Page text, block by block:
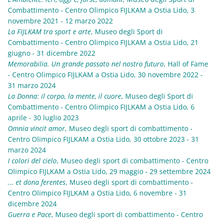
Combattimento - Centro Olimpico FIJLKAM a Ostia Lido, 3
novembre 2021 - 12 marzo 2022
La FIJLKAM tra sport e arte, Museo degli Sport di
Combattimento - Centro Olimpico FIJLKAM a Ostia Lido, 21
giugno - 31 dicembre 2022
Memorabilia. Un grande passato nel nostro futuro, Hall of Fame
- Centro Olimpico FIJLKAM a Ostia Lido, 30 novembre 2022 -
31 marzo 2024
La Donna: il corpo, la mente, il cuore, Museo degli Sport di
Combattimento - Centro Olimpico FIJLKAM a Ostia Lido, 6
aprile - 30 luglio 2023
Omnia vincit amor, Museo degli sport di combattimento -
Centro Olimpico FIJLKAM a Ostia Lido, 30 ottobre 2023 - 31
marzo 2024
I colori del cielo, Museo degli sport di combattimento - Centro
Olimpico FIJLKAM a Ostia Lido, 29 maggio - 29 settembre 2024
... et dona ferentes, Museo degli sport di combattimento -
Centro Olimpico FIJLKAM a Ostia Lido, 6 novembre - 31
dicembre 2024
Guerra e Pace, Museo degli sport di combattimento - Centro